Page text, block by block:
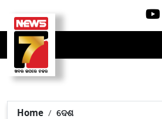
Home
ଦେଶ